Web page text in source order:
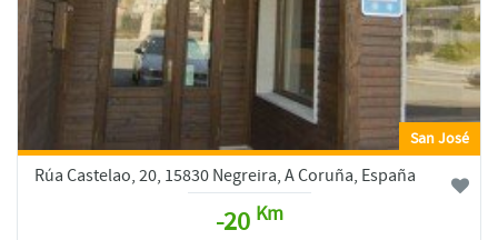
San José
Rúa Castelao, 20, 15830 Negreira, A Coruña, España
-20 Km